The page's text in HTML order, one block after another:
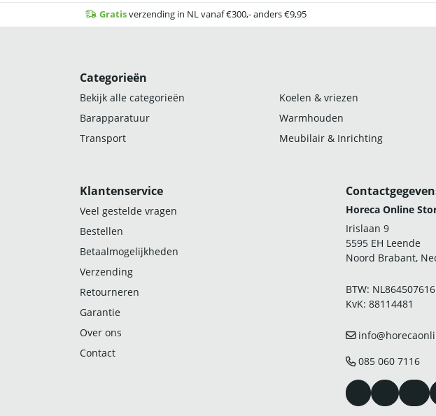
Gratisverzending in NL vanaf €300,- anders €9,95
Categorieën
Bekijk alle categorieën Koelen & vriezen
Barapparatuur
Warmhouden
Transport
Meubilair & Inrichting
Klantenservice
Veel gestelde vragen
Bestellen
Betaalmogelijkheden
Verzending
Retourneren
Garantie
Over ons
Contact
Horeca Online
Irislaan 9
5595 EH Leende
Noord Brabant,
BTW:
KvK: 88114481
085 060 7116